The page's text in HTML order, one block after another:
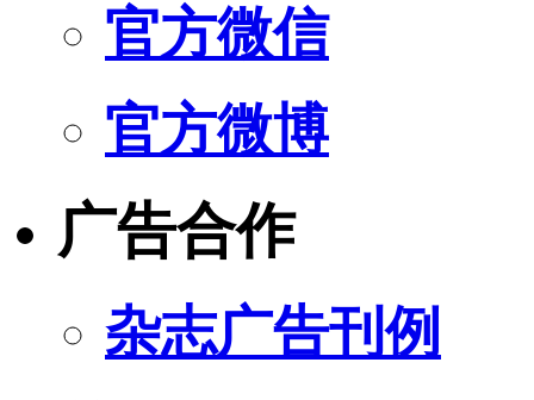
官方微信
官方微博
广告合作
杂志广告刊例